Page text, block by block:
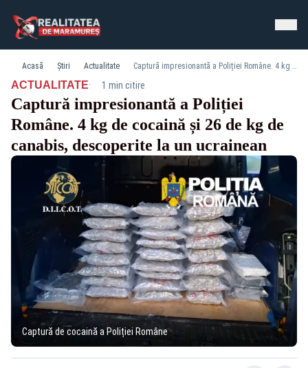
Acasă Știri Actualitate Captură impresionantă a Poliției Române. 4 kg de cocaină și 26 de kg de canabis, descoperite la un ucrainean
ACTUALITATE· 1 min citire
Captură impresionantă a Poliției
Române. 4 kg de cocaină și 26 de kg de
canabis, descoperite la un ucrainean
Captură de cocaină a Poliției Române